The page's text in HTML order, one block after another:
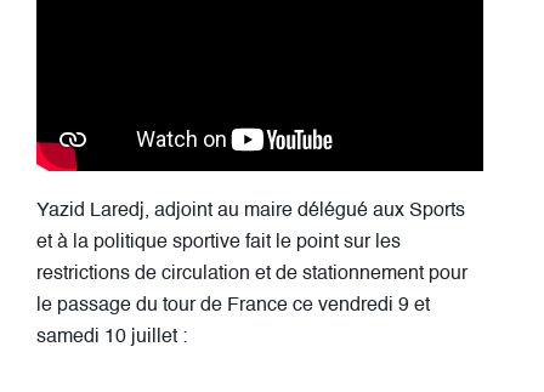
Yazid Laredj, adjoint au maire délégué aux Sports
et à la politique sportive fait le point sur les
restrictions de circulation et de stationnement pour
le passage du tour de France ce vendredi 9 et
samedi 10 juillet :